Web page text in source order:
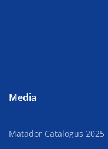
Media
Matador Catalogus 2025